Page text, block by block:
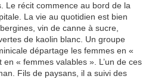
Le récit commence au bord de la
La vie au quotidien est bien
vin de canne à sucre,
de kaolin blanc. Un groupe
départage les femmes en «
« femmes valables ». L’un de ces
Fils de paysans, il a suivi des